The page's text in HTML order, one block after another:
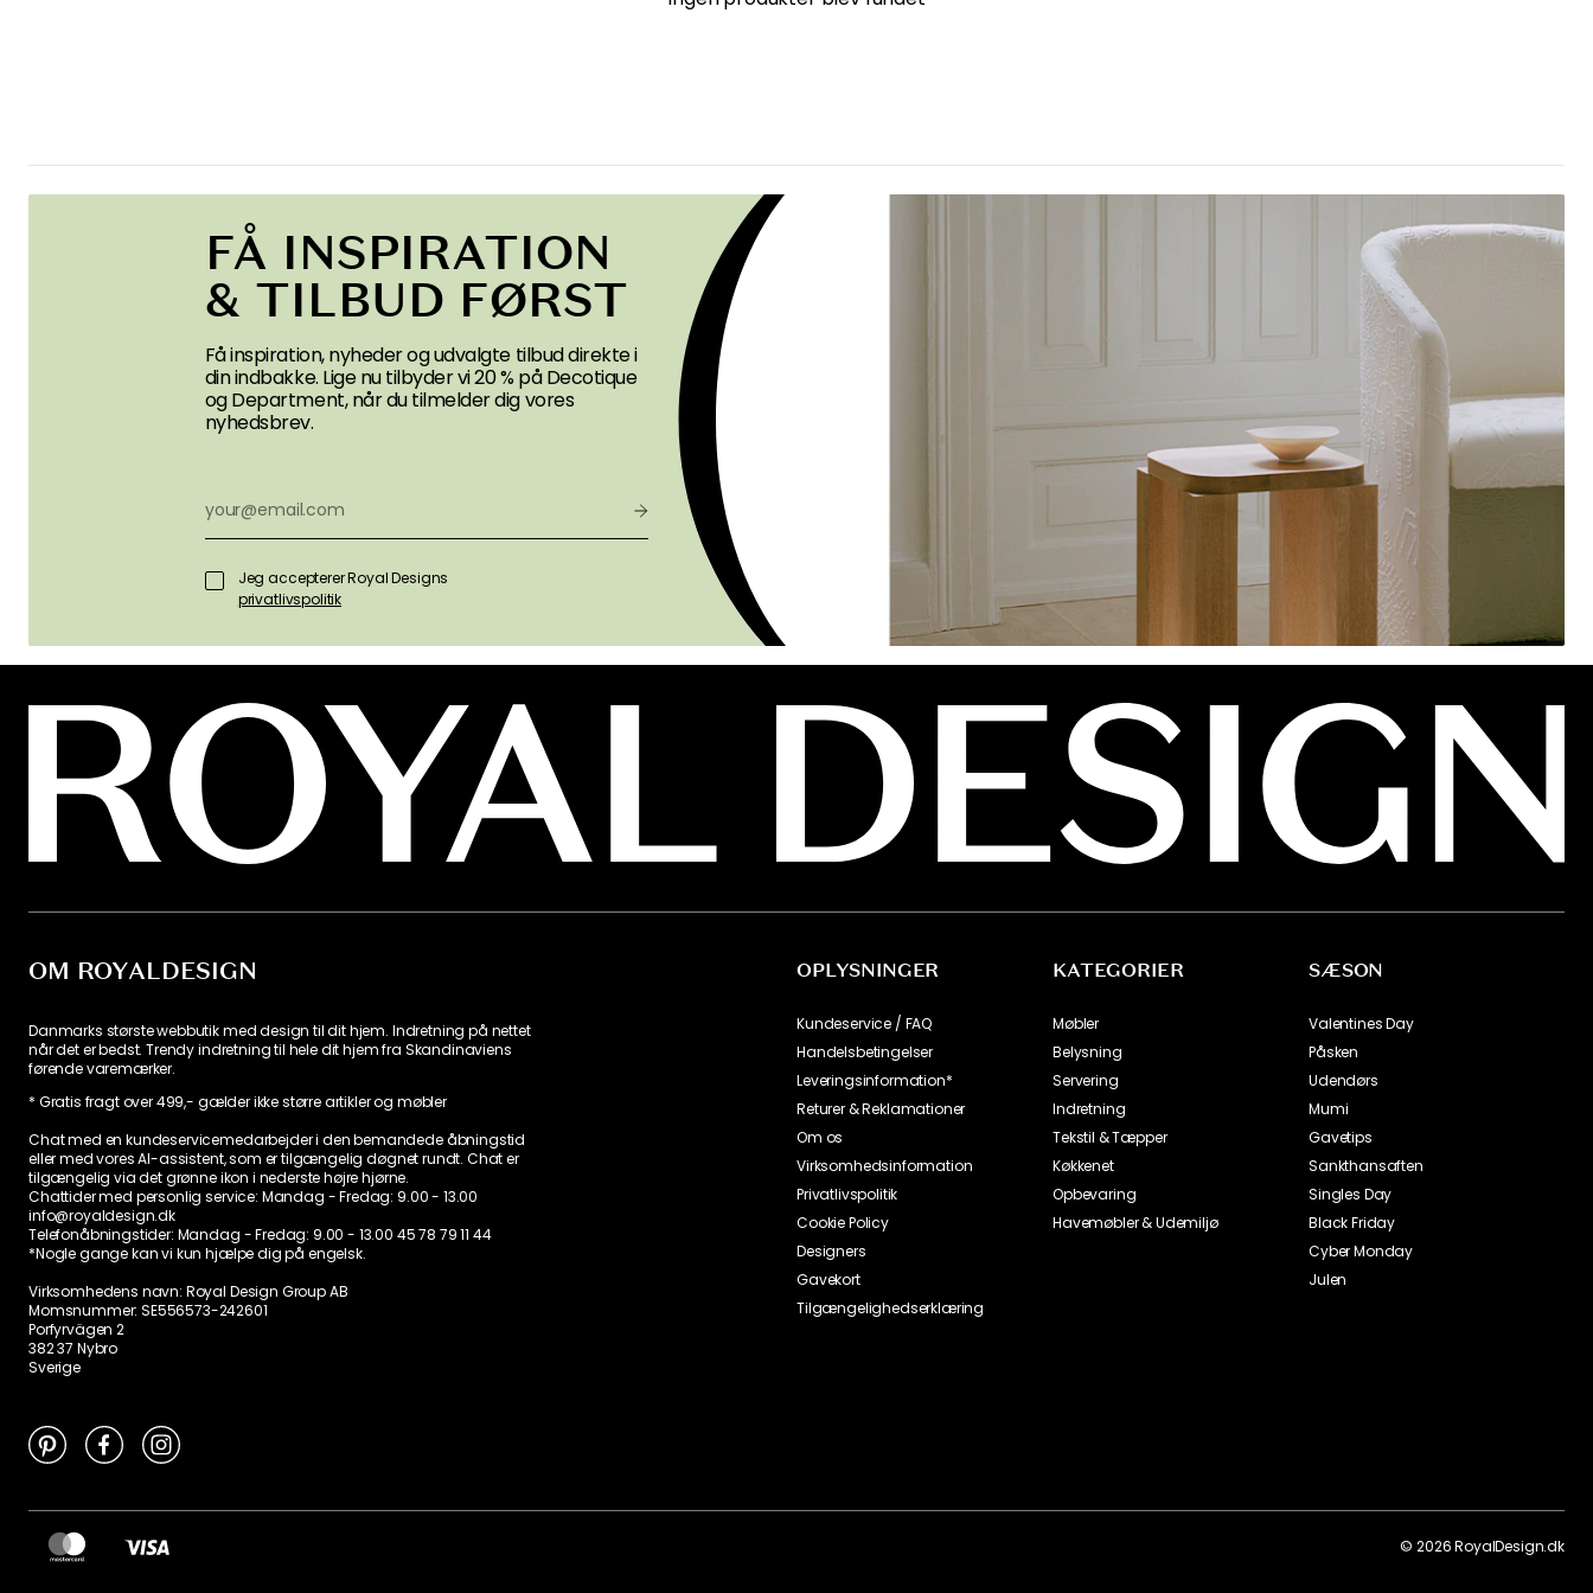
FÅ INSPIRATION
& TILBUD FØRST
Få inspiration, nyheder og udvalgte tilbud direkte i
din indbakke. Lige nu tilbyder vi 20 % på Decotique
og Department, når du tilmelder dig vores
nyhedsbrev.
Jeg accepterer Royal Designs
privatlivspolitik
OM ROYALDESIGN
Danmarks største webbutik med design til dit hjem. Indretning på nettet
når det er bedst. Trendy indretning til hele dit hjem fra Skandinaviens
førende varemærker.
* Gratis fragt over 499,- gælder ikke større artikler og møbler
Chat med en kundeservicemedarbejder i den bemandede åbningstid
eller med vores AI-assistent, som er tilgængelig døgnet rundt. Chat er
tilgængelig via det grønne ikon i nederste højre hjørne.
Chattider med personlig service: Mandag - Fredag: 9.00 - 13.00
info@royaldesign.dk
Telefonåbningstider: Mandag - Fredag: 9.00 - 13.00 45 78 79 11 44
*Nogle gange kan vi kun hjælpe dig på engelsk.
Virksomhedens navn: Royal Design Group AB
Momsnummer: SE556573-242601
Porfyrvägen 2
382 37 Nybro
Sverige
OPLYSNINGER
Kundeservice / FAQ
Handelsbetingelser
Leveringsinformation*
Returer & Reklamationer
Om os
Virksomhedsinformation
Privatlivspolitik
Cookie Policy
Designers
Gavekort
Tilgængelighedserklæring
KATEGORIER
Møbler
Belysning
Servering
Indretning
Tekstil & Tæpper
Køkkenet
Opbevaring
Havemøbler & Udemiljø
SÆSON
Valentines Day
Påsken
Udendørs
Mumi
Gavetips
Sankthansaften
Singles Day
Black Friday
Cyber Monday
Julen
© 2026RoyalDesign.dk